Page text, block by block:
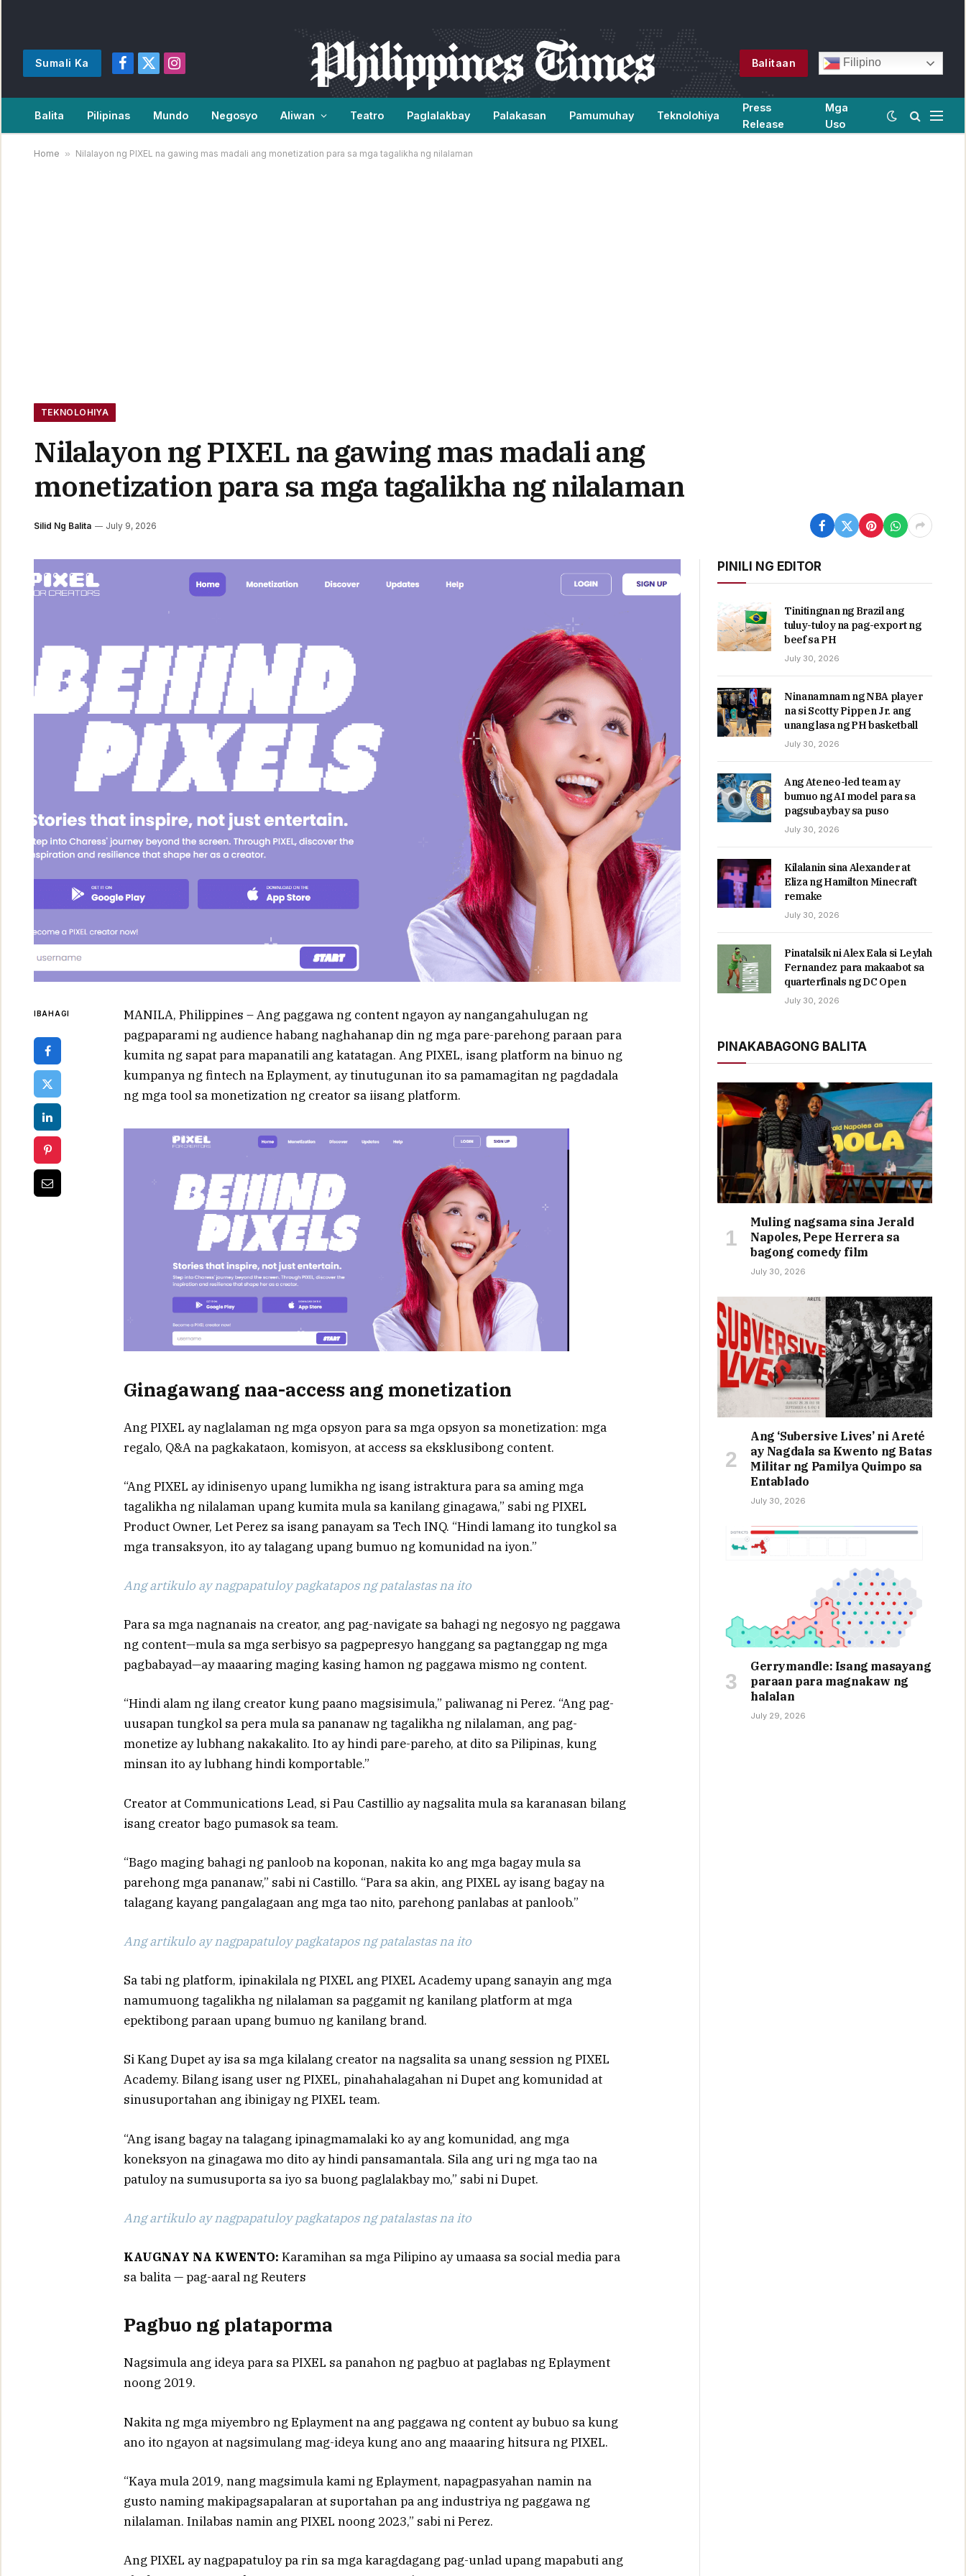
Sumali Ka
Facebook
X
Instagram
Balitaan Filipino
Balita Pilipinas Mundo Negosyo Aliwan Teatro Paglalakbay Palakasan Pamumuhay Teknolohiya
Press
Release
Mga
Uso
Home » Nilalayon ng PIXEL na gawing mas madali ang monetization para sa mga tagalikha ng nilalaman
TEKNOLOHIYA
Nilalayon ng PIXEL na gawing mas madali ang
monetization para sa mga tagalikha ng nilalaman
Silid Ng Balita July 9, 2026
IBAHAGI
MANILA, Philippines – Ang paggawa ng content ngayon ay nangangahulugan ng
pagpaparami ng audience habang naghahanap din ng mga pare-parehong paraan para
kumita ng sapat para mapanatili ang katatagan. Ang PIXEL, isang platform na binuo ng
kumpanya ng fintech na Eplayment, ay tinutugunan ito sa pamamagitan ng pagdadala
ng mga tool sa monetization ng creator sa iisang platform.
Ginagawang naa-access ang monetization
Ang PIXEL ay naglalaman ng mga opsyon para sa mga opsyon sa monetization: mga
regalo, Q&A na pagkakataon, komisyon, at access sa eksklusibong content.
“Ang PIXEL ay idinisenyo upang lumikha ng isang istraktura para sa aming mga
tagalikha ng nilalaman upang kumita mula sa kanilang ginagawa,” sabi ng PIXEL
Product Owner, Let Perez sa isang panayam sa Tech INQ. “Hindi lamang ito tungkol sa
mga transaksyon, ito ay talagang upang bumuo ng komunidad na iyon.”
Ang artikulo ay nagpapatuloy pagkatapos ng patalastas na ito
Para sa mga nagnanais na creator, ang pag-navigate sa bahagi ng negosyo ng paggawa
ng content—mula sa mga serbisyo sa pagpepresyo hanggang sa pagtanggap ng mga
pagbabayad—ay maaaring maging kasing hamon ng paggawa mismo ng content.
“Hindi alam ng ilang creator kung paano magsisimula,” paliwanag ni Perez. “Ang pag-
uusapan tungkol sa pera mula sa pananaw ng tagalikha ng nilalaman, ang pag-
monetize ay lubhang nakakalito. Ito ay hindi pare-pareho, at dito sa Pilipinas, kung
minsan ito ay lubhang hindi komportable.”
Creator at Communications Lead, si Pau Castillio ay nagsalita mula sa karanasan bilang
isang creator bago pumasok sa team.
“Bago maging bahagi ng panloob na koponan, nakita ko ang mga bagay mula sa
parehong mga pananaw,” sabi ni Castillo. “Para sa akin, ang PIXEL ay isang bagay na
talagang kayang pangalagaan ang mga tao nito, parehong panlabas at panloob.”
Ang artikulo ay nagpapatuloy pagkatapos ng patalastas na ito
Sa tabi ng platform, ipinakilala ng PIXEL ang PIXEL Academy upang sanayin ang mga
namumuong tagalikha ng nilalaman sa paggamit ng kanilang platform at mga
epektibong paraan upang bumuo ng kanilang brand.
Si Kang Dupet ay isa sa mga kilalang creator na nagsalita sa unang session ng PIXEL
Academy. Bilang isang user ng PIXEL, pinahahalagahan ni Dupet ang komunidad at
sinusuportahan ang ibinigay ng PIXEL team.
“Ang isang bagay na talagang ipinagmamalaki ko ay ang komunidad, ang mga
koneksyon na ginagawa mo dito ay hindi pansamantala. Sila ang uri ng mga tao na
patuloy na sumusuporta sa iyo sa buong paglalakbay mo,” sabi ni Dupet.
Ang artikulo ay nagpapatuloy pagkatapos ng patalastas na ito
KAUGNAY NA KWENTO: Karamihan sa mga Pilipino ay umaasa sa social media para
sa balita — pag-aaral ng Reuters
Pagbuo ng plataporma
Nagsimula ang ideya para sa PIXEL sa panahon ng pagbuo at paglabas ng Eplayment
noong 2019.
Nakita ng mga miyembro ng Eplayment na ang paggawa ng content ay bubuo sa kung
ano ito ngayon at nagsimulang mag-ideya kung ano ang maaaring hitsura ng PIXEL.
“Kaya mula 2019, nang magsimula kami ng Eplayment, napagpasyahan namin na
gusto naming makipagsapalaran at suportahan pa ang industriya ng paggawa ng
nilalaman. Inilabas namin ang PIXEL noong 2023,” sabi ni Perez.
Ang PIXEL ay nagpapatuloy pa rin sa mga karagdagang pag-unlad upang mapabuti ang
PINILI NG EDITOR
Tinitingnan ng Brazil ang
tuluy-tuloy na pag-export ng
beef sa PH
July 30, 2026
Ninanamnam ng NBA player
na si Scotty Pippen Jr. ang
unang lasa ng PH basketball
July 30, 2026
Ang Ateneo-led team ay
bumuo ng AI model para sa
pagsubaybay sa puso
July 30, 2026
Kilalanin sina Alexander at
Eliza ng Hamilton Minecraft
remake
July 30, 2026
Pinatalsik ni Alex Eala si Leylah
Fernandez para makaabot sa
quarterfinals ng DC Open
July 30, 2026
PINAKABAGONG BALITA
Muling nagsama sina Jerald
Napoles, Pepe Herrera sa
bagong comedy film
July 30, 2026
Ang ‘Subersive Lives’ ni Areté
ay Nagdala sa Kwento ng Batas
Militar ng Pamilya Quimpo sa
Entablado
July 30, 2026
Gerrymandle: Isang masayang
paraan para magnakaw ng
halalan
July 29, 2026